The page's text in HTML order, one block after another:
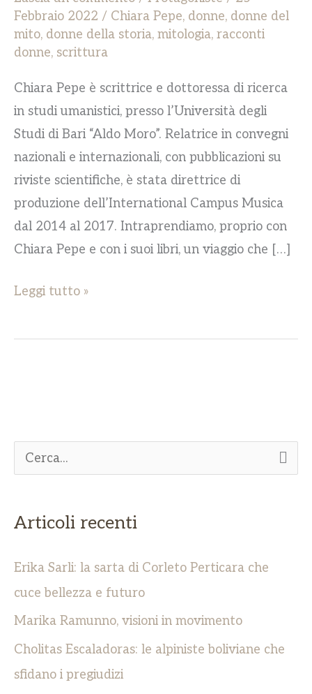
Febbraio 2022 / Chiara Pepe, donne, donne del
mito, donne della storia, mitologia, racconti
donne, scrittura
Chiara Pepe è scrittrice e dottoressa di ricerca
in studi umanistici, presso l’Università degli
Studi di Bari “Aldo Moro”. Relatrice in convegni
nazionali e internazionali, con pubblicazioni su
riviste scientifiche, è stata direttrice di
produzione dell’International Campus Musica
dal 2014 al 2017. Intraprendiamo, proprio con
Chiara Pepe e con i suoi libri, un viaggio che […]
Leggi tutto »
a
:
Articoli recenti
Erika Sarli: la sarta di Corleto Perticara che
cuce bellezza e futuro
Marika Ramunno, visioni in movimento
Cholitas Escaladoras: le alpiniste boliviane che
sfidano i pregiudizi